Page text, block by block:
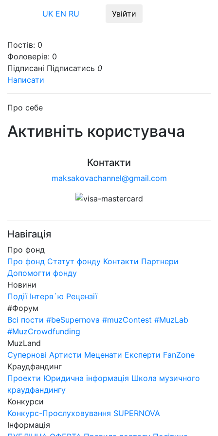
UK EN RU Увійти
Постів: 0
Фоловерів: 0
Підписані Підписатись 0
Написати
Про себе
Активніть користувача
Контакти
maksakovachannel@gmail.com
Навігація
Про фонд
Про фонд Статут фонду Контакти Партнери
Допомогти фонду
Новини
Події Інтерв`ю Рецензії
#Форум
Всі пости #beSupernova #muzContest #MuzLab
#MuzCrowdfunding
MuzLand
Супернові Артисти Меценати Експерти FanZone
Краудфандинг
Проекти Юридична інформація Школа музичного
краудфандингу
Конкурси
Конкурс-Прослуховування SUPERNOVA
Інформація